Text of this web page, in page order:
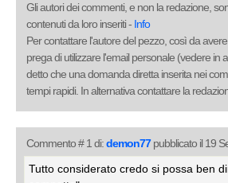
Gli autori dei commenti, e non la redazione,
contenuti da loro inseriti - Info
Per contattare l'autore del pezzo, così da
prega di utilizzare l'email personale (vedere in
detto che una domanda diretta inserita nei
tempi rapidi. In alternativa contattare la
Commento # 1 di:demon77pubblicato il 19
Tutto considerato credo si possa ben